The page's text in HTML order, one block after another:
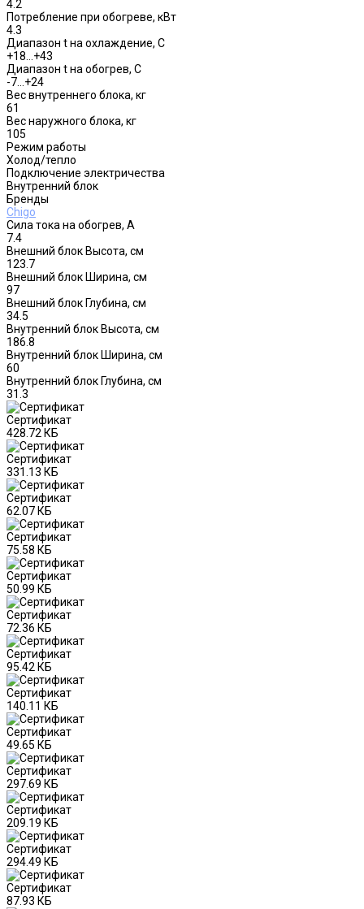
4.2
Потребление при обогреве, кВт
4.3
Диапазон t на охлаждение, С
+18…+43
Диапазон t на обогрев, С
-7…+24
Вес внутреннего блока, кг
61
Вес наружного блока, кг
105
Режим работы
Холод/тепло
Подключение электричества
Внутренний блок
Бренды
Chigo
Сила тока на обогрев, А
7.4
Внешний блок Высота, см
123.7
Внешний блок Ширина, см
97
Внешний блок Глубина, см
34.5
Внутренний блок Высота, см
186.8
Внутренний блок Ширина, см
60
Внутренний блок Глубина, см
31.3
Сертификат
428.72 КБ
Сертификат
331.13 КБ
Сертификат
62.07 КБ
Сертификат
75.58 КБ
Сертификат
50.99 КБ
Сертификат
72.36 КБ
Сертификат
95.42 КБ
Сертификат
140.11 КБ
Сертификат
49.65 КБ
Сертификат
297.69 КБ
Сертификат
209.19 КБ
Сертификат
294.49 КБ
Сертификат
87.93 КБ